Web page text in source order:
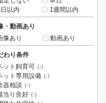
以内
1週間以内
・動画あり
像あり
動画あり
わり条件
ット飼育可 (-)
ット専用設備 (-)
器相談 (-)
当り良好 (-)